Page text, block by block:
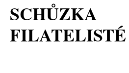
SCHŮZKA
FILATELISTÉ